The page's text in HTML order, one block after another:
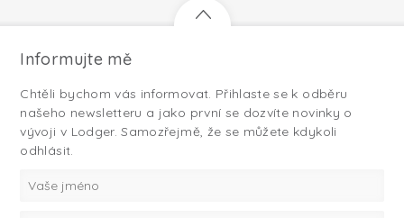
Informujte mě
Chtěli bychom vás informovat. Přihlaste se k odběru
našeho newsletteru a jako první se dozvíte novinky o
vývoji v Lodger. Samozřejmě, že se můžete kdykoli
odhlásit.